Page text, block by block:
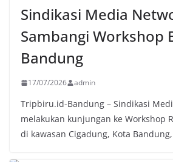
Sindikasi Media
Sambangi Workshop
Bandung
17/07/2026 admin
Tripbiru.id-Bandung – Sindikasi
melakukan kunjungan ke Workshop
di kawasan Cigadung, Kota